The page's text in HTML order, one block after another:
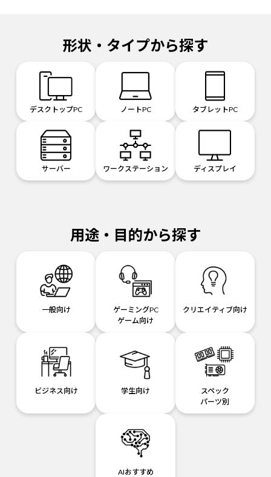
形状・タイプから探す
デスクトップPC ノートPC タブレットPC
サーバー ワークステーション ディスプレイ
用途・目的から探す
一般向け
ゲーミングPC
ゲーム向け
クリエイティブ向け
ビジネス向け 学生向け
スペック
パーツ別
AIおすすめ